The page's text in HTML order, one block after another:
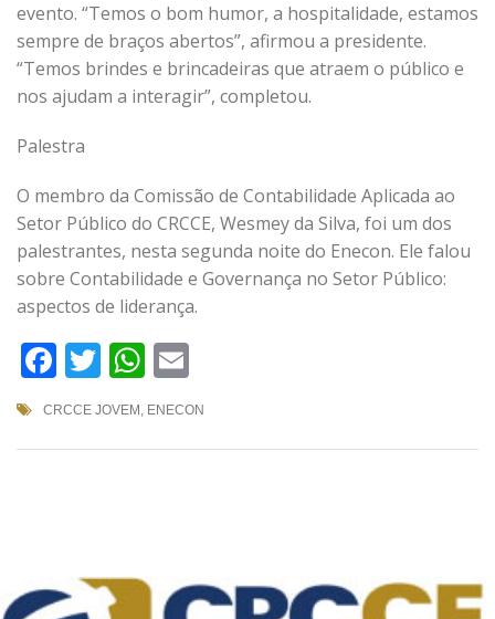
evento. “Temos o bom humor, a hospitalidade, estamos
sempre de braços abertos”, afirmou a presidente.
“Temos brindes e brincadeiras que atraem o público e
nos ajudam a interagir”, completou.
Palestra
O membro da Comissão de Contabilidade Aplicada ao
Setor Público do CRCCE, Wesmey da Silva, foi um dos
palestrantes, nesta segunda noite do Enecon. Ele falou
sobre Contabilidade e Governança no Setor Público:
aspectos de liderança.
Facebook
TwitterWhatsApp
CRCCE JOVEM , ENECON